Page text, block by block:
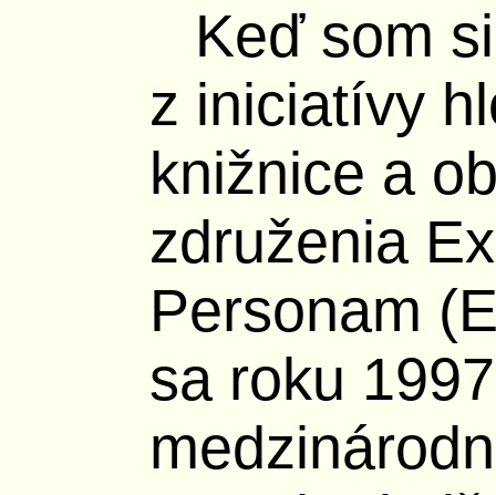
Keď som
z iniciatívy
knižnice a
združenia
Personam
sa roku